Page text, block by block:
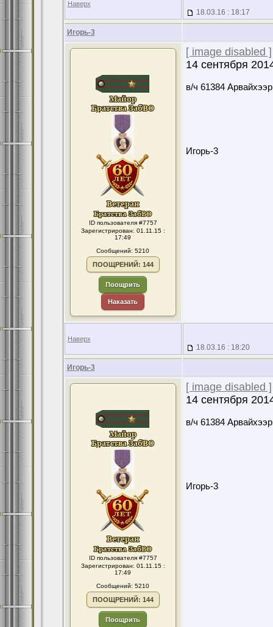
Наверх
18.03.16 : 18:17
Игорь-3
ID пользователя #7757
Зарегистрирован: 01.11.15 :
17:49
Сообщений: 5210
ПООЩРЕНИЙ: 144
Поощрить
Наказать
[ image disabled ]
14 сентября
в/ч 61384
Игорь-3
Наверх
18.03.16 : 18:20
Игорь-3
ID пользователя #7757
Зарегистрирован: 01.11.15 :
17:49
Сообщений: 5210
ПООЩРЕНИЙ: 144
Поощрить
[ image disabled ]
14 сентября
в/ч 61384
Игорь-3